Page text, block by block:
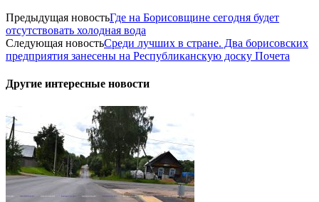
Предыдущая новостьГде на Борисовщине сегодня будет
отсутствовать холодная вода
Следующая новостьСреди лучших в стране. Два борисовских
предприятия занесены на Республиканскую доску Почета
Другие интересные новости